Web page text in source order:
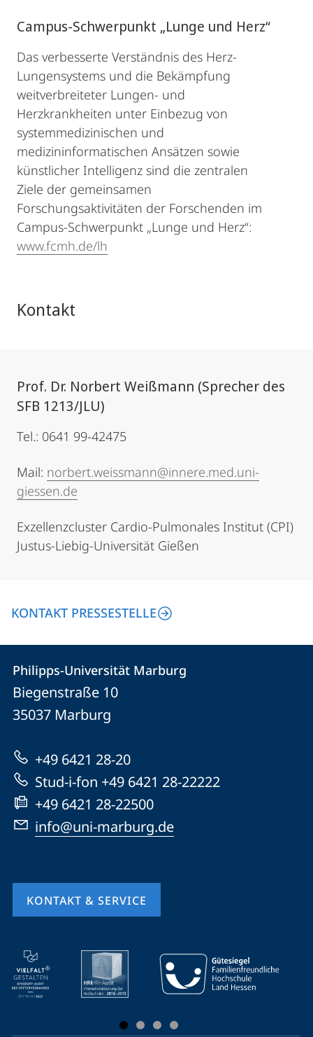
Campus-Schwerpunkt „Lunge und Herz“
Das verbesserte Verständnis des Herz-
Lungensystems und die Bekämpfung
weitverbreiteter Lungen- und
Herzkrankheiten unter Einbezug von
systemmedizinischen und
medizininformatischen Ansätzen sowie
künstlicher Intelligenz sind die zentralen
Ziele der gemeinsamen
Forschungsaktivitäten der Forschenden im
Campus-Schwerpunkt „Lunge und Herz“:
www.fcmh.de/lh
Kontakt
Prof. Dr. Norbert Weißmann (Sprecher des
SFB 1213/JLU)
Tel.: 0641 99-42475
Mail: norbert.weissmann@innere.med.uni-
giessen.de
Exzellenzcluster Cardio-Pulmonales Institut (CPI)
Justus-Liebig-Universität Gießen
KONTAKT PRESSESTELLE
Kontakt
und
Informationen
zur
Website
Kontaktinformationen
Philipps-
Universität
Marburg
Philipps-Universität Marburg
Biegenstraße 10
35037 Marburg
+49 6421 28-20
Stud-i-fon +49 6421 28-22222
+49 6421 28-22500
info@uni-marburg.de
KONTAKT & SERVICE
Mobile-
Service-
Navigation